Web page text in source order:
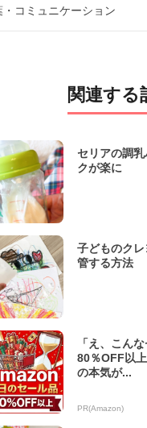
・コミュニケーション
関連する
セリアの調
クが楽に
子どものク
管する方法
「え、こん
80％OFF以
の本気が...
PR(Amazon)